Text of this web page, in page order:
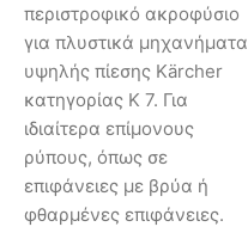
περιστροφικό ακροφύσιο
για πλυστικά μηχανήματα
υψηλής πίεσης Kärcher
κατηγορίας Κ 7. Για
ιδιαίτερα επίμονους
ρύπους, όπως σε
επιφάνειες με βρύα ή
φθαρμένες επιφάνειες.